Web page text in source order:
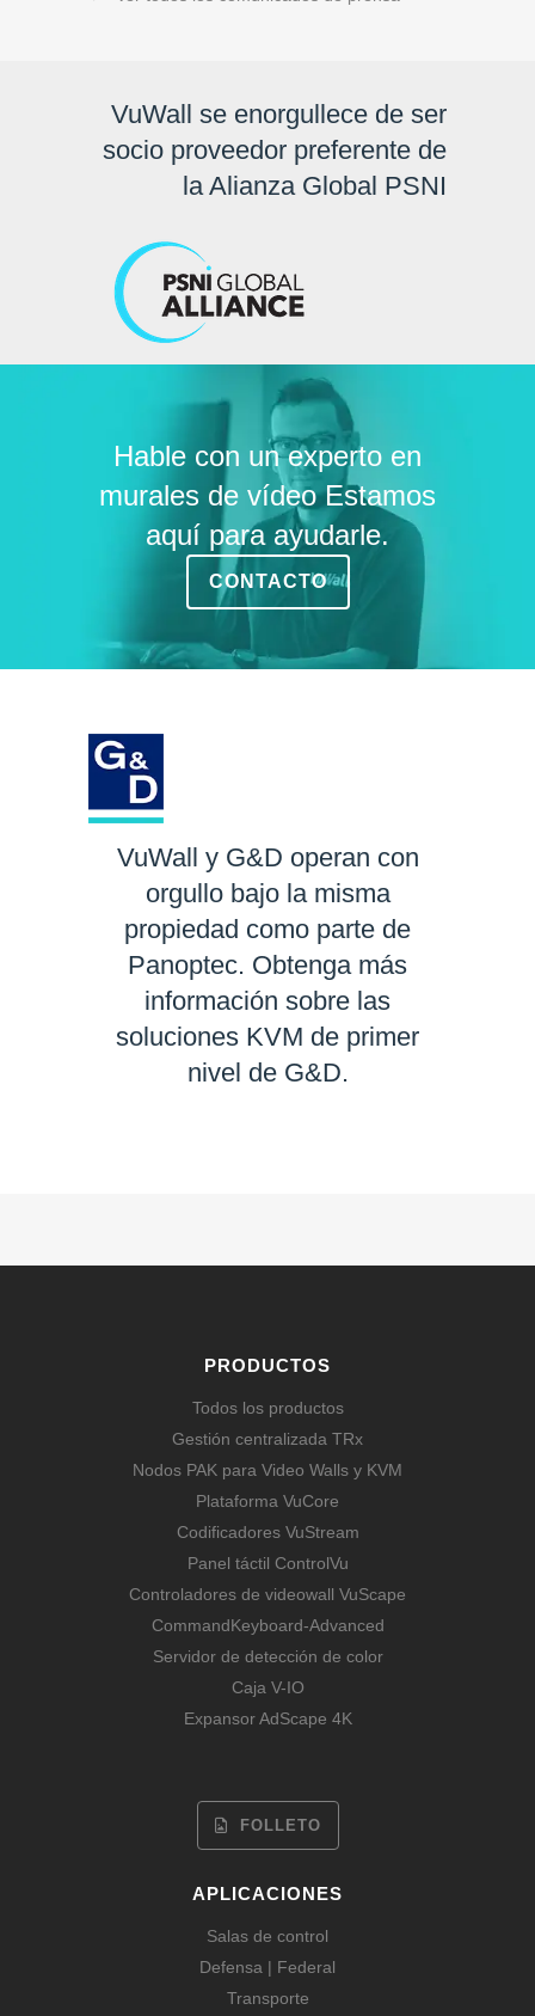
VuWall se enorgullece de ser
socio proveedor preferente de
la Alianza Global PSNI
Hable con un experto en
murales de vídeo Estamos
aquí para ayudarle.
CONTACTO
VuWall y G&D operan con
orgullo bajo la misma
propiedad como parte de
Panoptec. Obtenga más
información sobre las
soluciones KVM de primer
nivel de G&D.
PRODUCTOS
Todos los productos
Gestión centralizada TRx
Nodos PAK para Video Walls y KVM
Plataforma VuCore
Codificadores VuStream
Panel táctil ControlVu
Controladores de videowall VuScape
CommandKeyboard-Advanced
Servidor de detección de color
Caja V-IO
Expansor AdScape 4K
FOLLETO
APLICACIONES
Salas de control
Defensa | Federal
Transporte